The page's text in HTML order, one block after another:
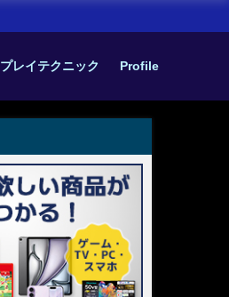
プレイテクニック Profile